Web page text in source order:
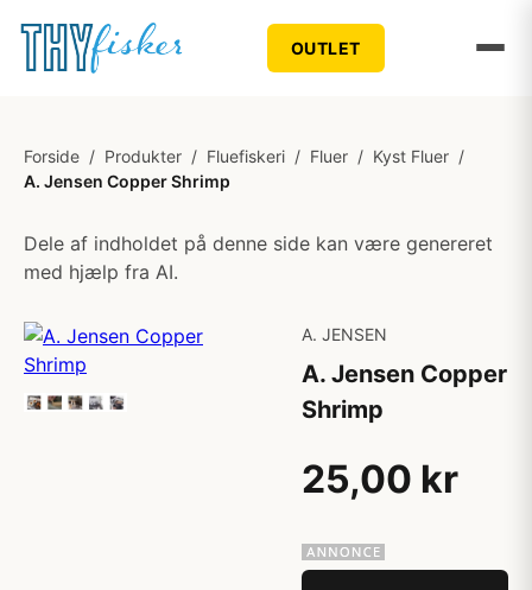
OUTLET
Forside / Produkter / Fluefiskeri / Fluer / Kyst Fluer /
A. Jensen Copper Shrimp
Dele af indholdet på denne side kan være genereret
med hjælp fra AI.
A. JENSEN
A. Jensen Copper
Shrimp
25,00 kr